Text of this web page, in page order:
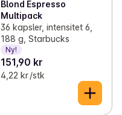
Blond Espresso
Multipack
36 kapsler, intensitet 6,
188 g, Starbucks
Ny!
151,90 kr
4,22 kr /stk